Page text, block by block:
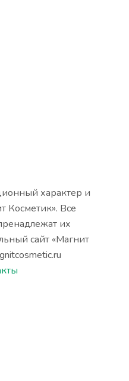
характер и
Косметик». Все
их
сайт «Магнит